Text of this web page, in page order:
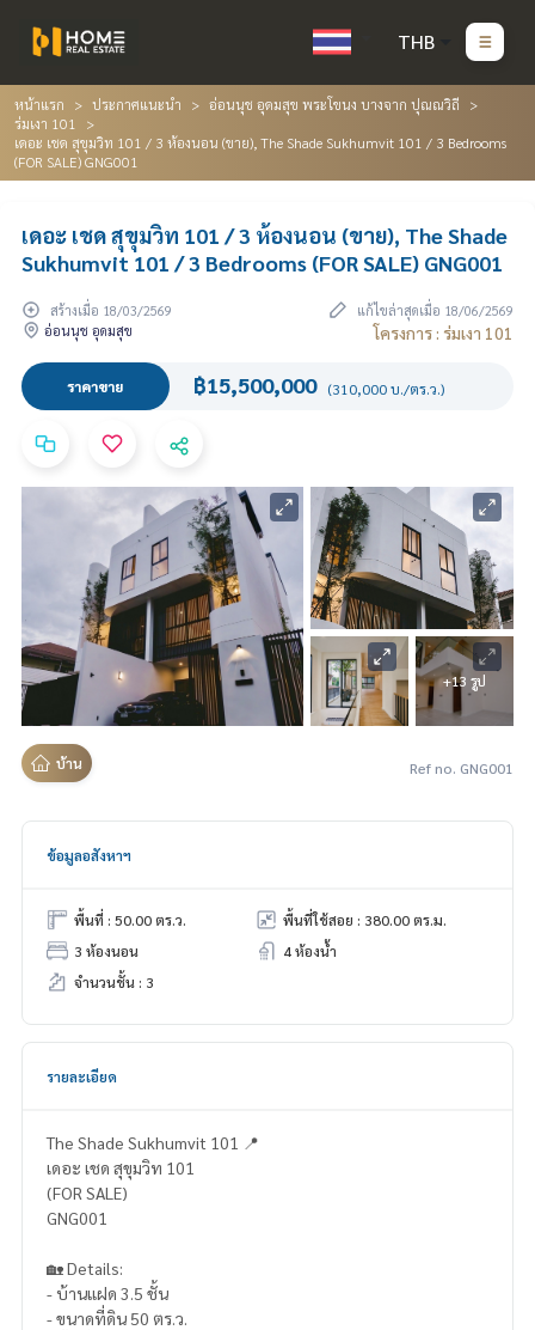
THB
หน้าแรก ประกาศแนะนำ
อ่อนนุช อุดมสุข พระโขนง บางจาก ปุณณวิถี
ร่มเงา 101
เดอะ เชด สุขุมวิท 101 / 3 ห้องนอน (ขาย), The Shade Sukhumvit 101 / 3 Bedrooms
(FOR SALE) GNG001
เดอะ เชด สุขุมวิท 101 / 3 ห้องนอน (ขาย), The Shade
Sukhumvit 101 / 3 Bedrooms (FOR SALE) GNG001
สร้างเมื่อ 18/03/2569
แก้ไขล่าสุดเมื่อ 18/06/2569
อ่อนนุช อุดมสุข
โครงการ : ร่มเงา 101
ราคาขาย ฿15,500,000 (310,000 บ./ตร.ว.)
+13 รูป
บ้าน Ref no. GNG001
ข้อมูลอสังหาฯ
พื้นที่ : 50.00 ตร.ว.
พื้นที่ใช้สอย : 380.00 ตร.ม.
3 ห้องนอน
4 ห้องน้ำ
จำนวนชั้น : 3
รายละเอียด
The Shade Sukhumvit 101 📍
เดอะ เชด สุขุมวิท 101
(FOR SALE)
GNG001
🏡 Details:
- บ้านแฝด 3.5 ชั้น
- ขนาดที่ดิน 50 ตร.ว.